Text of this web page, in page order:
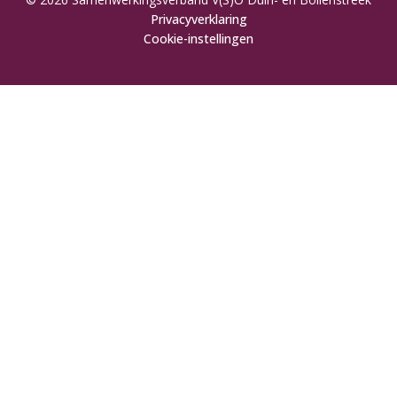
Privacyverklaring
Cookie-instellingen